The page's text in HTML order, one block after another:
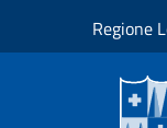
Regione